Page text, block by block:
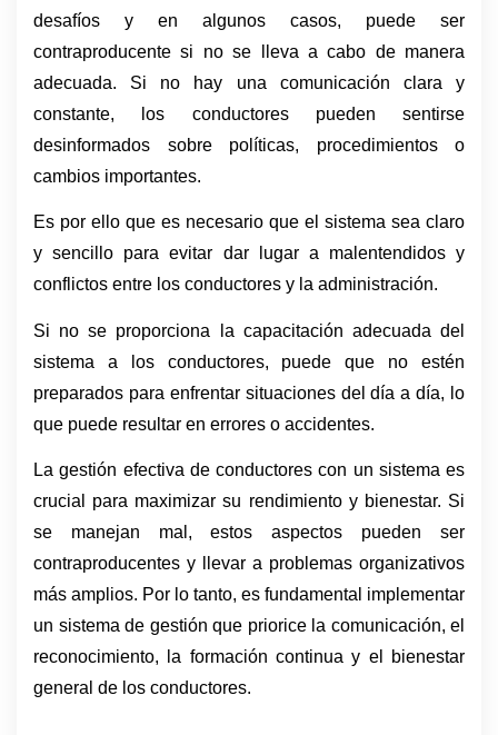
desafíos y en algunos casos, puede ser
contraproducente si no se lleva a cabo de manera
adecuada. Si no hay una comunicación clara y
constante, los conductores pueden sentirse
desinformados sobre políticas, procedimientos o
cambios importantes.
Es por ello que es necesario que el sistema sea claro
y sencillo para evitar dar lugar a malentendidos y
conflictos entre los conductores y la administración.
Si no se proporciona la capacitación adecuada del
sistema a los conductores, puede que no estén
preparados para enfrentar situaciones del día a día, lo
que puede resultar en errores o accidentes.
La gestión efectiva de conductores con un sistema es
crucial para maximizar su rendimiento y bienestar. Si
se manejan mal, estos aspectos pueden ser
contraproducentes y llevar a problemas organizativos
más amplios. Por lo tanto, es fundamental implementar
un sistema de gestión que priorice la comunicación, el
reconocimiento, la formación continua y el bienestar
general de los conductores.